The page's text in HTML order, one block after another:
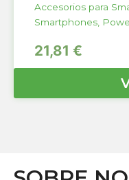
Accesorios para
Smartphones
21,81 €